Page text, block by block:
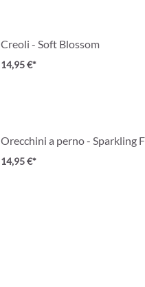
Creoli - Soft Blossom
14,95 €*
Orecchini a perno - Sparkling
14,95 €*